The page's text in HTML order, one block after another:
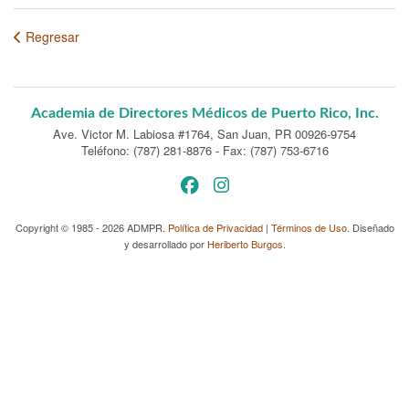
Regresar
Academia de Directores Médicos de Puerto Rico, Inc.
Ave. Victor M. Labiosa #1764, San Juan, PR 00926-9754
Teléfono: (787) 281-8876 - Fax: (787) 753-6716
Copyright © 1985 - 2026 ADMPR. Política de Privacidad| Términos de Uso. Diseñado
y desarrollado por Heriberto Burgos.